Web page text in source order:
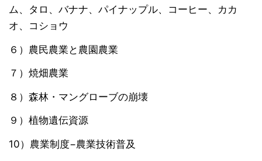
ム、タロ、バナナ、パイナップル、コーヒー、カカ
オ、コショウ
６）農民農業と農園農業
７）焼畑農業
８）森林・マングローブの崩壊
９）植物遺伝資源
10）農業制度−農業技術普及